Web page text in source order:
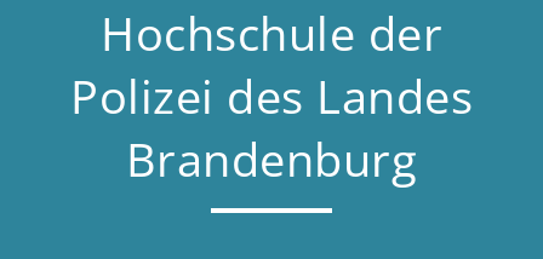
Hochschule der
Polizei des Landes
Brandenburg